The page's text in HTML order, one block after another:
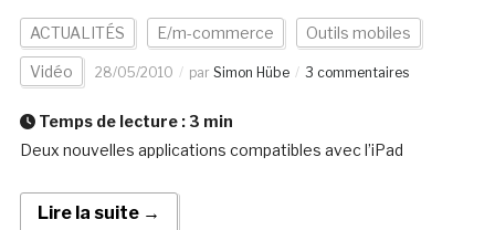
ACTUALITÉS E/m-commerce Outils mobiles
Vidéo 28/05/2010 par Simon Hübe 3 commentaires
Temps de lecture : 3 min
Deux nouvelles applications compatibles avec l’iPad
Lire la suite →